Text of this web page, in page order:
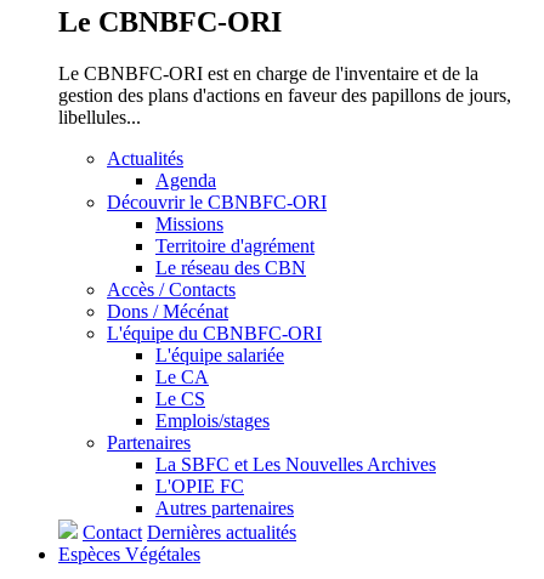
Le CBNBFC-ORI
Le CBNBFC-ORI est en charge de l'inventaire et de la
gestion des plans d'actions en faveur des papillons de jours,
libellules...
Actualités
Agenda
Découvrir le CBNBFC-ORI
Missions
Territoire d'agrément
Le réseau des CBN
Accès / Contacts
Dons / Mécénat
L'équipe du CBNBFC-ORI
L'équipe salariée
Le CA
Le CS
Emplois/stages
Partenaires
La SBFC et Les Nouvelles Archives
L'OPIE FC
Autres partenaires
Contact Dernières actualités
Espèces Végétales